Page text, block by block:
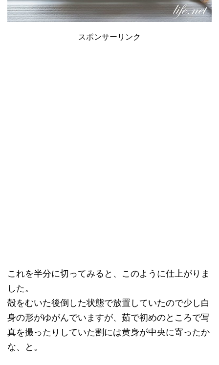
スポンサーリンク
これを半分に切ってみると、このように仕上がりま
した。
殻をむいた後倒した状態で放置していたので少し白
身の形がゆがんでいますが、茹で初めのところで写
真を撮ったりしていた割には黄身が中央に寄ったか
な、と。